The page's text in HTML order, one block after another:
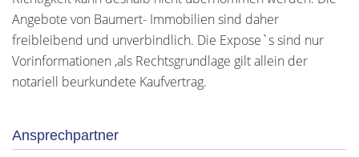
Angebote von Baumert- Immobilien sind daher
freibleibend und unverbindlich. Die Expose`s sind nur
Vorinformationen ,als Rechtsgrundlage gilt allein der
notariell beurkundete Kaufvertrag.
Ansprechpartner